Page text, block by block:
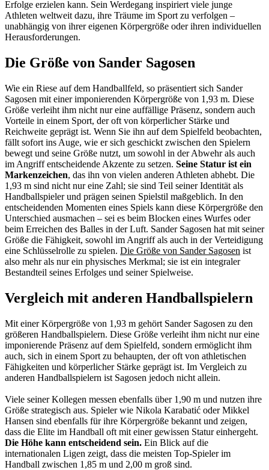
Erfolge erzielen kann. Sein Werdegang inspiriert viele junge
Athleten weltweit dazu, ihre Träume im Sport zu verfolgen –
unabhängig von ihrer eigenen Körpergröße oder ihren individuellen
Herausforderungen.
Die Größe von Sander Sagosen
Wie ein Riese auf dem Handballfeld, so präsentiert sich Sander
Sagosen mit einer imponierenden Körpergröße von 1,93 m. Diese
Größe verleiht ihm nicht nur eine auffällige Präsenz, sondern auch
Vorteile in einem Sport, der oft von körperlicher Stärke und
Reichweite geprägt ist. Wenn Sie ihn auf dem Spielfeld beobachten,
fällt sofort ins Auge, wie er sich geschickt zwischen den Spielern
bewegt und seine Größe nutzt, um sowohl in der Abwehr als auch
im Angriff entscheidende Akzente zu setzen. Seine Statur ist ein
Markenzeichen, das ihn von vielen anderen Athleten abhebt. Die
1,93 m sind nicht nur eine Zahl; sie sind Teil seiner Identität als
Handballspieler und prägen seinen Spielstil maßgeblich. In den
entscheidenden Momenten eines Spiels kann diese Körpergröße den
Unterschied ausmachen – sei es beim Blocken eines Wurfes oder
beim Erreichen des Balles in der Luft. Sander Sagosen hat mit seiner
Größe die Fähigkeit, sowohl im Angriff als auch in der Verteidigung
eine Schlüsselrolle zu spielen. Die Größe von Sander Sagosen ist
also mehr als nur ein physisches Merkmal; sie ist ein integraler
Bestandteil seines Erfolges und seiner Spielweise.
Vergleich mit anderen Handballspielern
Mit einer Körpergröße von 1,93 m gehört Sander Sagosen zu den
größeren Handballspielern. Diese Größe verleiht ihm nicht nur eine
imponierende Präsenz auf dem Spielfeld, sondern ermöglicht ihm
auch, sich in einem Sport zu behaupten, der oft von athletischen
Fähigkeiten und körperlicher Stärke geprägt ist. Im Vergleich zu
anderen Handballspielern ist Sagosen jedoch nicht allein.
Viele seiner Kollegen messen ebenfalls über 1,90 m und nutzen ihre
Größe strategisch aus. Spieler wie Nikola Karabatić oder Mikkel
Hansen sind ebenfalls für ihre Körpergröße bekannt und zeigen,
dass die Elite im Handball oft mit einer gewissen Statur einhergeht.
Die Höhe kann entscheidend sein. Ein Blick auf die
internationalen Ligen zeigt, dass die meisten Top-Spieler im
Handball zwischen 1,85 m und 2,00 m groß sind.